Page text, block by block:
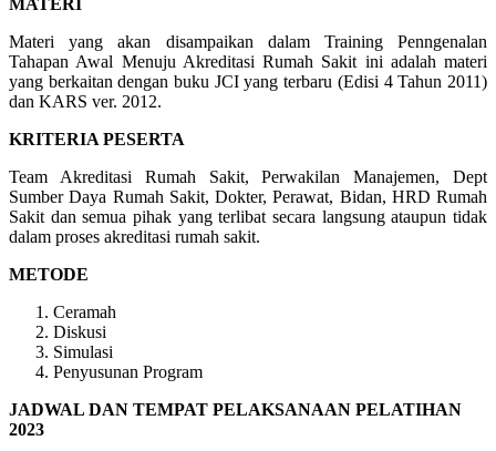
Materi yang akan disampaikan dalam Training Penngenalan
Tahapan Awal Menuju Akreditasi Rumah Sakit ini adalah materi
yang berkaitan dengan buku JCI yang terbaru (Edisi 4 Tahun 2011)
dan KARS ver. 2012.
KRITERIA PESERTA
Team Akreditasi Rumah Sakit, Perwakilan Manajemen, Dept
Sumber Daya Rumah Sakit, Dokter, Perawat, Bidan, HRD Rumah
Sakit dan semua pihak yang terlibat secara langsung ataupun tidak
dalam proses akreditasi rumah sakit.
METODE
Ceramah
Diskusi
Simulasi
Penyusunan Program
JADWAL DAN TEMPAT PELAKSANAAN PELATIHAN
2023